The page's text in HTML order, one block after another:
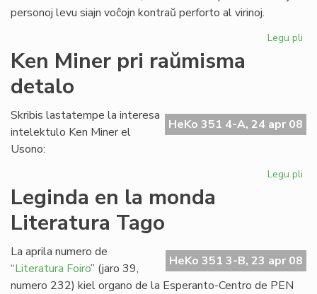
personoj levu siajn voĉojn kontraŭ perforto al virinoj.
Legu pli
la
Ken Miner pri raŭmisma
detalo
HeKo 351 4-A, 24 apr 08
Skribis lastatempe la interesa
intelektulo Ken Miner el
Usono:
Legu pli
Leginda en la monda
Literatura Tago
HeKo 351 3-B, 23 apr 08
La aprila numero de
“Literatura Foiro” (jaro 39,
numero 232) kiel organo de la Esperanto-Centro de PEN